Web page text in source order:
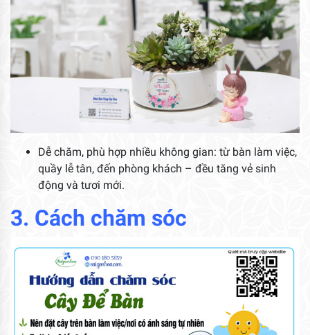
Dễ chăm, phù hợp nhiều không gian: từ bàn làm việc,
quầy lễ tân, đến phòng khách – đều tăng vẻ sinh
động và tươi mới.
3. Cách chăm sóc